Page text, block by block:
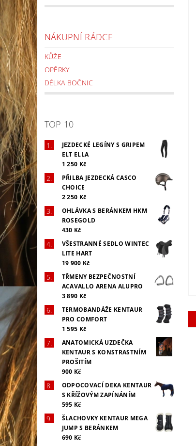
NÁKUPNÍ RÁDCE
KŮŽE
OPĚRKY
DÉLKA BOČNIC
TOP 10
JEZDECKÉ LEGÍNY S GRIPEM
ELT ELLA
1 250 Kč
PŘILBA JEZDECKÁ CASCO
CHOICE
2 250 Kč
OHLÁVKA S BERÁNKEM HKM
ROSEGOLD
430 Kč
VŠESTRANNÉ SEDLO WINTEC
LITE HART
19 900 Kč
TŘMENY BEZPEČNOSTNÍ
ACAVALLO ARENA ALUPRO
3 890 Kč
TERMOBANDÁŽE KENTAUR
PRO COMFORT
1 595 Kč
ANATOMICKÁ UZDEČKA
KENTAUR S KONSTRASTNÍM
PROŠITÍM
900 Kč
ODPOCOVACÍ DEKA KENTAUR
S KŘÍŽOVÝM ZAPÍNÁNÍM
595 Kč
ŠLACHOVKY KENTAUR MEGA
JUMP S BERÁNKEM
690 Kč